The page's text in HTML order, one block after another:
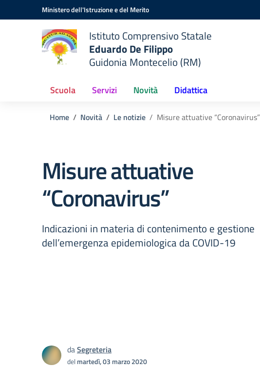
Vai ai contenuti
Vai al menu di navigazioneMinistero dell'Istruzione e del Merito
Istituto Comprensivo Statale
Eduardo De Filippo
Guidonia Montecelio (RM)
Scuola Servizi Novità Didattica
Home Novità Le notizie Misure attuative “Coronavirus”
Misure attuative
“Coronavirus”
Indicazioni in materia di contenimento e gestione
dell’emergenza epidemiologica da COVID-19
daSegreteria
delmartedì, 03 marzo 2020